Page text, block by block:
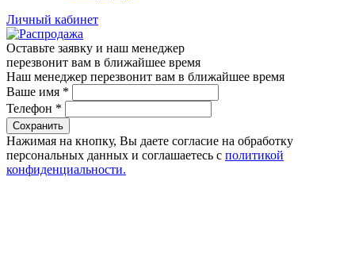
Личный кабинет
Оставьте заявку и наш менеджер
перезвонит вам в ближайшее время
Наш менеджер перезвонит вам в ближайшее время
Ваше имя *
Телефон *
Сохранить
Нажимая на кнопку, Вы даете согласие на обработку
персональных данных и соглашаетесь с политикой
конфиденциальности.